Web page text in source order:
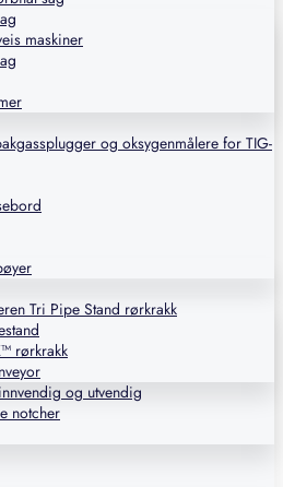
maskiner
og oksygenmålere for TIG-
Tri Pipe Stand rørkrakk
rørkrakk
og utvendig
notcher